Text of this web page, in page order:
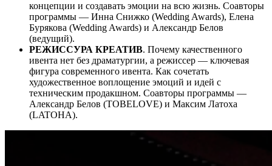
концепции и создавать эмоции на всю жизнь. Соавторы
программы — Инна Снижко (Wedding Awards), Елена
Бурякова (Wedding Awards) и Александр Белов
(ведущий).
РЕЖИССУРА КРЕАТИВ. Почему качественного
ивента нет без драматургии, а режиссер — ключевая
фигура современного ивента. Как сочетать
художественное воплощение эмоций и идей с
техническим продакшном. Соавторы программы —
Александр Белов (TOBELOVE) и Максим Латоха
(LATOHA).